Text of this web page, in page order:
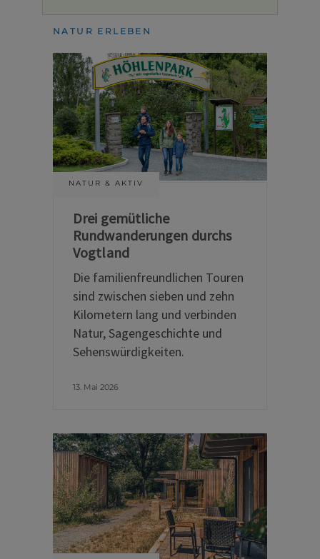
NATUR ERLEBEN
NATUR & AKTIV
Drei gemütliche
Rundwanderungen durchs
Vogtland
Die familienfreundlichen Touren
sind zwischen sieben und zehn
Kilometern lang und verbinden
Natur, Sagengeschichte und
Sehenswürdigkeiten.
13. Mai 2026